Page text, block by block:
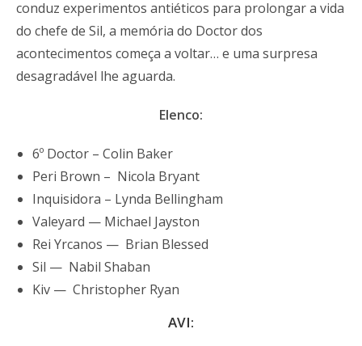
conduz experimentos antiéticos para prolongar a vida
do chefe de Sil, a memória do Doctor dos
acontecimentos começa a voltar… e uma surpresa
desagradável lhe aguarda.
Elenco:
6º Doctor – Colin Baker
Peri Brown – Nicola Bryant
Inquisidora – Lynda Bellingham
Valeyard — Michael Jayston
Rei Yrcanos — Brian Blessed
Sil — Nabil Shaban
Kiv — Christopher Ryan
AVI: